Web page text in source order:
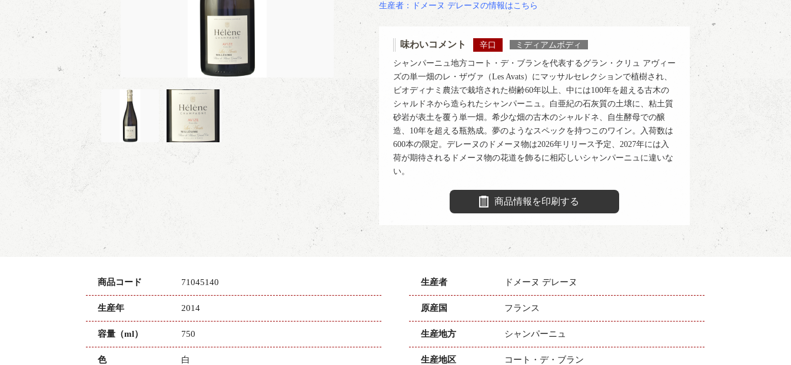
生産者：ドメーヌ デレーヌの情報はこちら
味わいコメント 辛口
ミディアムボディ
シャンパーニュ地方コート・デ・ブランを代表するグラン・クリュ アヴィー
ズの単一畑のレ・ザヴァ（Les Avats）にマッサルセレクションで植樹され、
ビオディナミ農法で栽培された樹齢60年以上、中には100年を超える古木の
シャルドネから造られたシャンパーニュ。白亜紀の石灰質の土壌に、粘土質
砂岩が表土を覆う単一畑。希少な畑の古木のシャルドネ、自生酵母での醸
造、10年を超える瓶熟成。夢のようなスペックを持つこのワイン。入荷数は
600本の限定。デレーヌのドメーヌ物は2026年リリース予定、2027年には入
荷が期待されるドメーヌ物の花道を飾るに相応しいシャンパーニュに違いな
い。
商品情報を印刷する
商品コード 71045140
生産年 2014
容量（ml） 750
色 白
生産者 ドメーヌ デレーヌ
原産国 フランス
生産地方 シャンパーニュ
生産地区 コート・デ・ブラン